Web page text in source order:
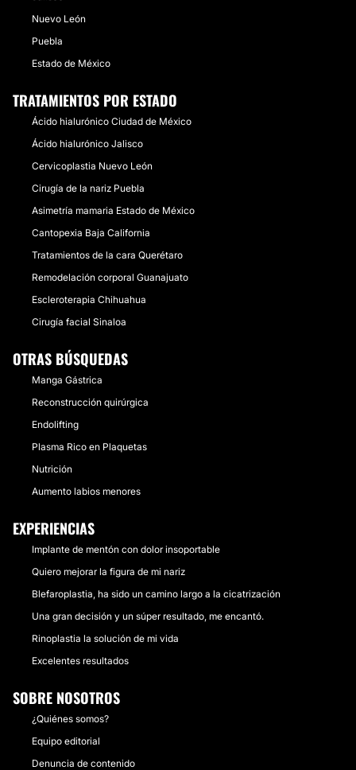
Nuevo León
Puebla
Estado de México
TRATAMIENTOS POR ESTADO
Ácido hialurónico Ciudad de México
Ácido hialurónico Jalisco
Cervicoplastia Nuevo León
Cirugía de la nariz Puebla
Asimetría mamaria Estado de México
Cantopexia Baja California
Tratamientos de la cara Querétaro
Remodelación corporal Guanajuato
Escleroterapia Chihuahua
Cirugía facial Sinaloa
OTRAS BÚSQUEDAS
Manga Gástrica
Reconstrucción quirúrgica
Endolifting
Plasma Rico en Plaquetas
Nutrición
Aumento labios menores
EXPERIENCIAS
Implante de mentón con dolor insoportable
Quiero mejorar la figura de mi nariz
Blefaroplastia, ha sido un camino largo a la cicatrización
Una gran decisión y un súper resultado, me encantó.
Rinoplastia la solución de mi vida
Excelentes resultados
SOBRE NOSOTROS
¿Quiénes somos?
Equipo editorial
Denuncia de contenido